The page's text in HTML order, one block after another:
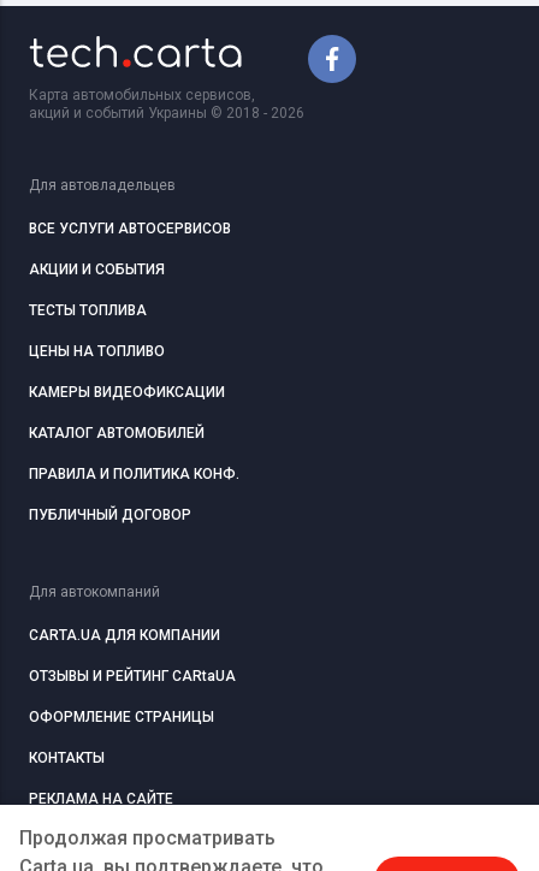
Продолжая просматривать
Карта автомобильных сервисов,
акций и событий Украины © 2018 - 2026
Для автовладельцев
ВСЕ УСЛУГИ АВТОСЕРВИСОВ
АКЦИИ И СОБЫТИЯ
ТЕСТЫ ТОПЛИВА
ЦЕНЫ НА ТОПЛИВО
КАМЕРЫ ВИДЕОФИКСАЦИИ
КАТАЛОГ АВТОМОБИЛЕЙ
ПРАВИЛА И ПОЛИТИКА КОНФ.
ПУБЛИЧНЫЙ ДОГОВОР
Для автокомпаний
CARTA.UA ДЛЯ КОМПАНИИ
ОТЗЫВЫ И РЕЙТИНГ CARtaUA
ОФОРМЛЕНИЕ СТРАНИЦЫ
КОНТАКТЫ
РЕКЛАМА НА САЙТЕ